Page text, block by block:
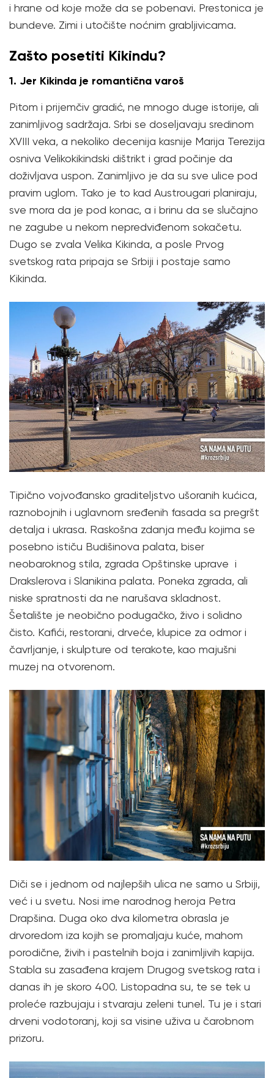
i hrane od koje može da se pobenavi. Prestonica je
bundeve. Zimi i utočište noćnim grabljivicama.
Zašto posetiti Kikindu?
1. Jer Kikinda je romantična varoš
Pitom i prijemčiv gradić, ne mnogo duge istorije, ali
zanimljivog sadržaja. Srbi se doseljavaju sredinom
XVIII veka, a nekoliko decenija kasnije Marija Terezija
osniva Velikokikindski dištrikt i grad počinje da
doživljava uspon. Zanimljivo je da su sve ulice pod
pravim uglom. Tako je to kad Austrougari planiraju,
sve mora da je pod konac, a i brinu da se slučajno
ne zagube u nekom nepredviđenom sokačetu.
Dugo se zvala Velika Kikinda, a posle Prvog
svetskog rata pripaja se Srbiji i postaje samo
Kikinda.
Tipično vojvođansko graditeljstvo ušoranih kućica,
raznobojnih i uglavnom sređenih fasada sa pregršt
detalja i ukrasa. Raskošna zdanja među kojima se
posebno ističu Budišinova palata, biser
neobaroknog stila, zgrada Opštinske uprave i
Drakslerova i Slanikina palata. Poneka zgrada, ali
niske spratnosti da ne narušava skladnost.
Šetalište je neobično podugačko, živo i solidno
čisto. Kafići, restorani, drveće, klupice za odmor i
čavrljanje, i skulpture od terakote, kao majušni
muzej na otvorenom.
Diči se i jednom od najlepših ulica ne samo u Srbiji,
već i u svetu. Nosi ime narodnog heroja Petra
Drapšina. Duga oko dva kilometra obrasla je
drvoredom iza kojih se promaljaju kuće, mahom
porodične, živih i pastelnih boja i zanimljivih kapija.
Stabla su zasađena krajem Drugog svetskog rata i
danas ih je skoro 400. Listopadna su, te se tek u
proleće razbujaju i stvaraju zeleni tunel. Tu je i stari
drveni vodotoranj, koji sa visine uživa u čarobnom
prizoru.